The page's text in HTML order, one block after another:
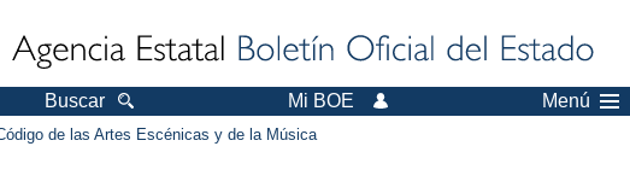
Buscar Mi BOE Menú
de las Artes Escénicas y de la Música